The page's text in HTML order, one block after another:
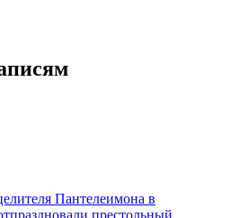
Пантелеимона в